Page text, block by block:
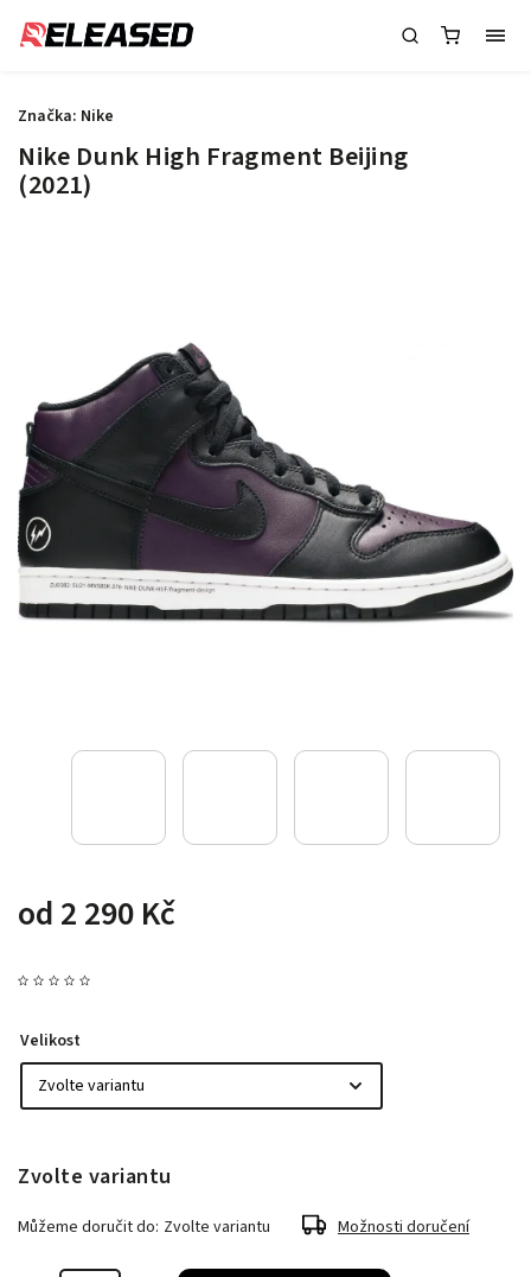
Nike Dunk High Fragment Beijing
(2021)
od 2 290 Kč
Značka: Nike
Velikost
Zvolte variantu
Můžeme doručit do: Zvolte variantu Možnosti doručení